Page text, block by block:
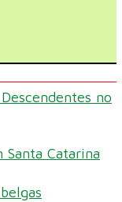
no
Catarina